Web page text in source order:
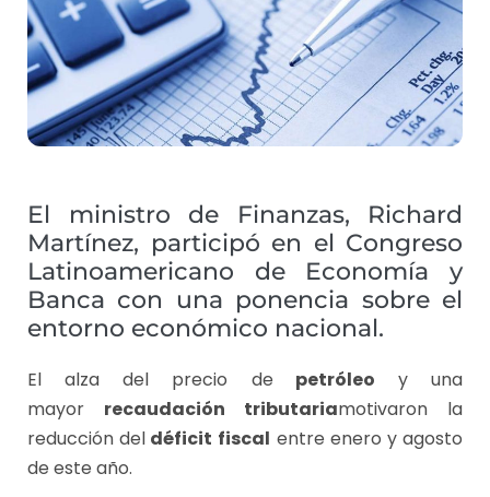
El ministro de Finanzas, Richard
Martínez, participó en el Congreso
Latinoamericano de Economía y
Banca con una ponencia sobre el
entorno económico nacional.
El alza del precio de petróleo y una
mayor recaudación tributariamotivaron la
reducción del déficit fiscal entre enero y agosto
de este año.